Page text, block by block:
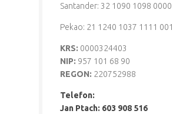
Santander: 32 1090 1098
Pekao: 21 1240 1037 1111
KRS: 0000324403
NIP: 957 101 68 90
REGON: 220752988
Telefon:
Jan Ptach: 603 908 516